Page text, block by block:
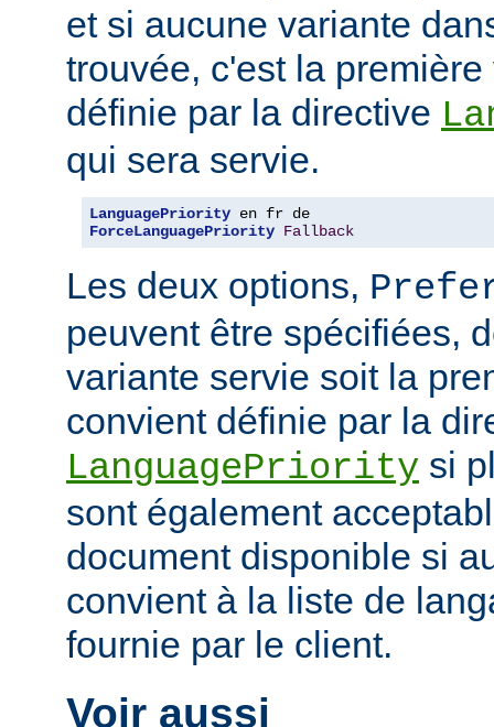
et si aucune variante
trouvée, c'est la
définie par la directive
qui sera servie.
LanguagePriority
ForceLanguagePriority Fallback
Les deux options,
peuvent être spécifiées,
variante servie soit la
convient définie par la
LanguagePriority si
sont également
document disponible si
convient à la liste de
fournie par le client.
Voir aussi